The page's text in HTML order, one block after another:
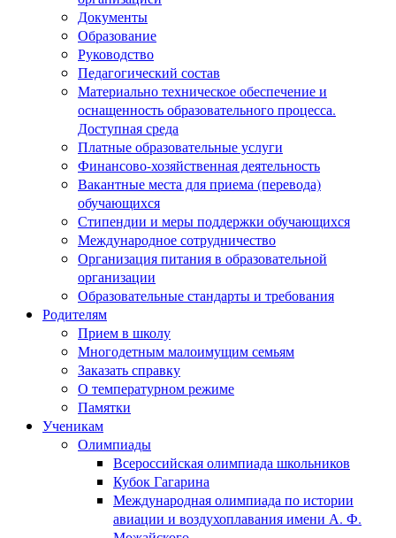
Документы
Образование
Руководство
Педагогический состав
Материально техническое обеспечение и
оснащенность образовательного процесса.
Доступная среда
Платные образовательные услуги
Финансово-хозяйственная деятельность
Вакантные места для приема (перевода)
обучающихся
Стипендии и меры поддержки обучающихся
Международное сотрудничество
Организация питания в образовательной
организации
Образовательные стандарты и требования
Родителям
Прием в школу
Многодетным малоимущим семьям
Заказать справку
О температурном режиме
Памятки
Ученикам
Олимпиады
Всероссийская олимпиада школьников
Кубок Гагарина
Международная олимпиада по истории
авиации и воздухоплавания имени А. Ф.